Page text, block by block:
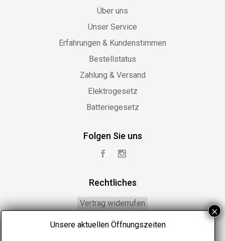
Über uns
Unser Service
Erfahrungen & Kundenstimmen
Bestellstatus
Zahlung & Versand
Elektrogesetz
Batteriegesetz
Folgen Sie uns
Rechtliches
Vertrag widerrufen
Widerrufsbelehrung
Unsere aktuellen Öffnungszeiten